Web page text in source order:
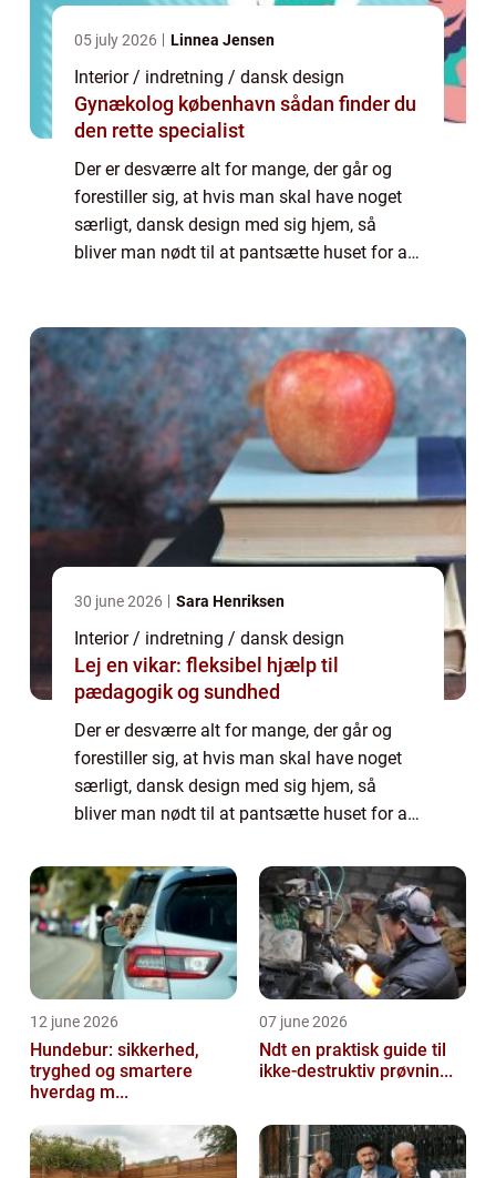
05 july 2026 Linnea Jensen
Interior / indretning / dansk design
Gynækolog københavn sådan finder du
den rette specialist
Der er desværre alt for mange, der går og
forestiller sig, at hvis man skal have noget
særligt, dansk design med sig hjem, så
bliver man nødt til at pantsætte huset for at
30 june 2026 Sara Henriksen
Interior / indretning / dansk design
Lej en vikar: fleksibel hjælp til
pædagogik og sundhed
Der er desværre alt for mange, der går og
forestiller sig, at hvis man skal have noget
særligt, dansk design med sig hjem, så
bliver man nødt til at pantsætte huset for at
danske design stående? Men...
12 june 2026
Hundebur: sikkerhed,
tryghed og smartere
hverdag m...
07 june 2026
Ndt en praktisk guide til
ikke-destruktiv prøvnin...